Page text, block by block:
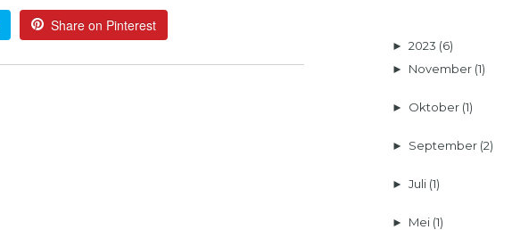
Share on Pinterest
► 2023 (6)
► November (1)
► Oktober (1)
► September (2)
► Juli (1)
► Mei (1)